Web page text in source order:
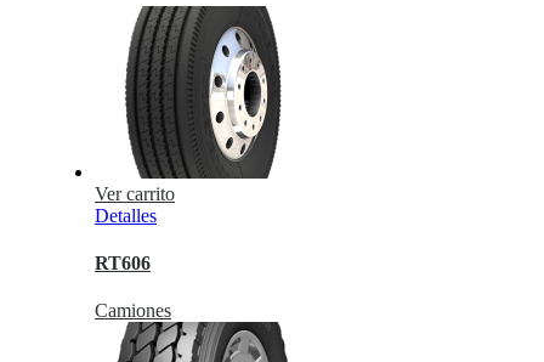
Ver carrito
Detalles
RT606
Camiones